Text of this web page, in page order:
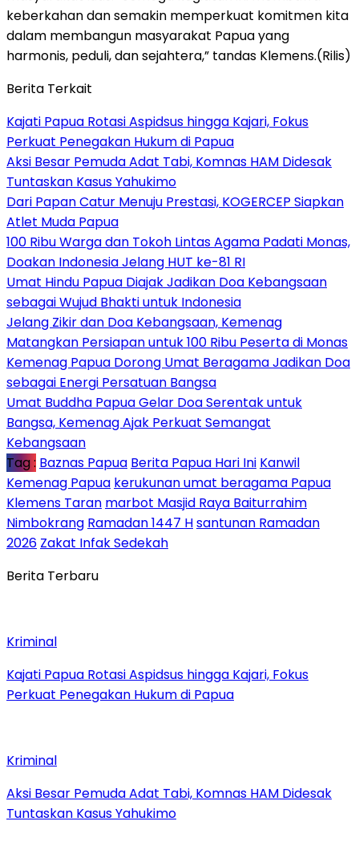
keberkahan dan semakin memperkuat komitmen kita
dalam membangun masyarakat Papua yang
harmonis, peduli, dan sejahtera,” tandas Klemens.(Rilis)
Berita Terkait
Kajati Papua Rotasi Aspidsus hingga Kajari, Fokus
Perkuat Penegakan Hukum di Papua
Aksi Besar Pemuda Adat Tabi, Komnas HAM Didesak
Tuntaskan Kasus Yahukimo
Dari Papan Catur Menuju Prestasi, KOGERCEP Siapkan
Atlet Muda Papua
100 Ribu Warga dan Tokoh Lintas Agama Padati Monas,
Doakan Indonesia Jelang HUT ke-81 RI
Umat Hindu Papua Diajak Jadikan Doa Kebangsaan
sebagai Wujud Bhakti untuk Indonesia
Jelang Zikir dan Doa Kebangsaan, Kemenag
Matangkan Persiapan untuk 100 Ribu Peserta di Monas
Kemenag Papua Dorong Umat Beragama Jadikan Doa
sebagai Energi Persatuan Bangsa
Umat Buddha Papua Gelar Doa Serentak untuk
Bangsa, Kemenag Ajak Perkuat Semangat
Kebangsaan
Tag : Baznas Papua Berita Papua Hari Ini Kanwil
Kemenag Papua kerukunan umat beragama Papua
Klemens Taran marbot Masjid Raya Baiturrahim
Nimbokrang Ramadan 1447 Hsantunan Ramadan
2026 Zakat Infak Sedekah
Berita Terbaru
Kriminal
Kajati Papua Rotasi Aspidsus hingga Kajari, Fokus
Perkuat Penegakan Hukum di Papua
Kriminal
Aksi Besar Pemuda Adat Tabi, Komnas HAM Didesak
Tuntaskan Kasus Yahukimo